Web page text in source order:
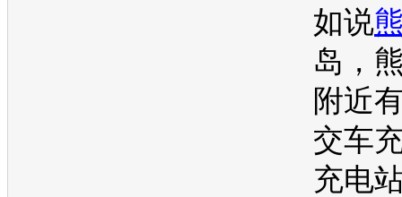
如说
岛，
附近
交车
充电